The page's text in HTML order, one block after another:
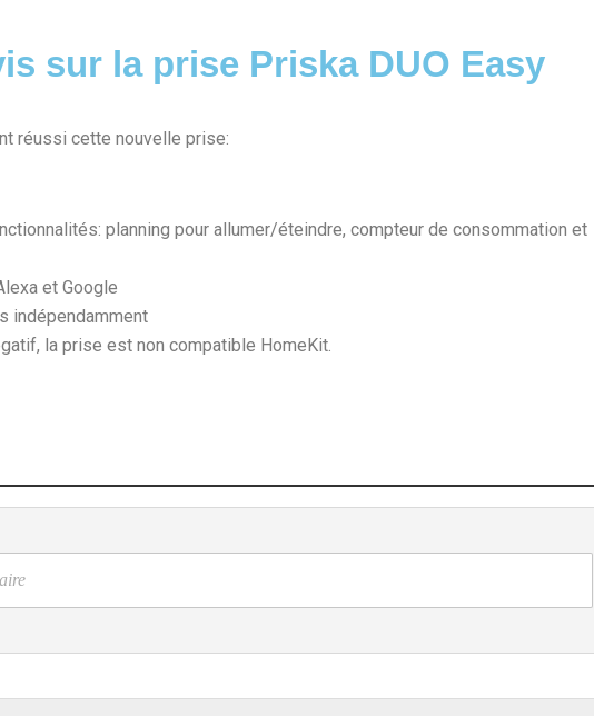
sur la prise Priska DUO Easy
réussi cette nouvelle prise:
planning pour allumer/éteindre, compteur de consommation et
et Google
indépendamment
la prise est non compatible HomeKit.